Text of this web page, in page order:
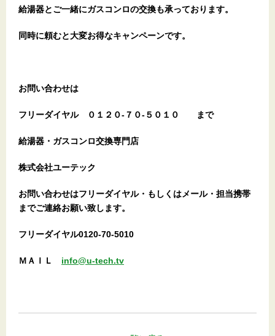
給湯器とご一緒にガスコンロの交換も承っております。
同時に頼むと大変お得なキャンペーンです。
お問い合わせは
フリーダイヤル ０１２０-７０-５０１０ まで
給湯器・ガスコンロ交換専門店
株式会社ユーテック
お問い合わせはフリーダイヤル・もしくはメール・担当携帯
までご連絡お願い致します。
フリーダイヤル0120-70-5010
ＭＡＩＬ info@u-tech.tv